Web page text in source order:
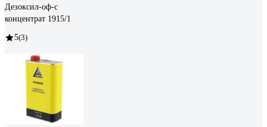
Дезоксил-оф-с
концентрат 1915/1
5(3)